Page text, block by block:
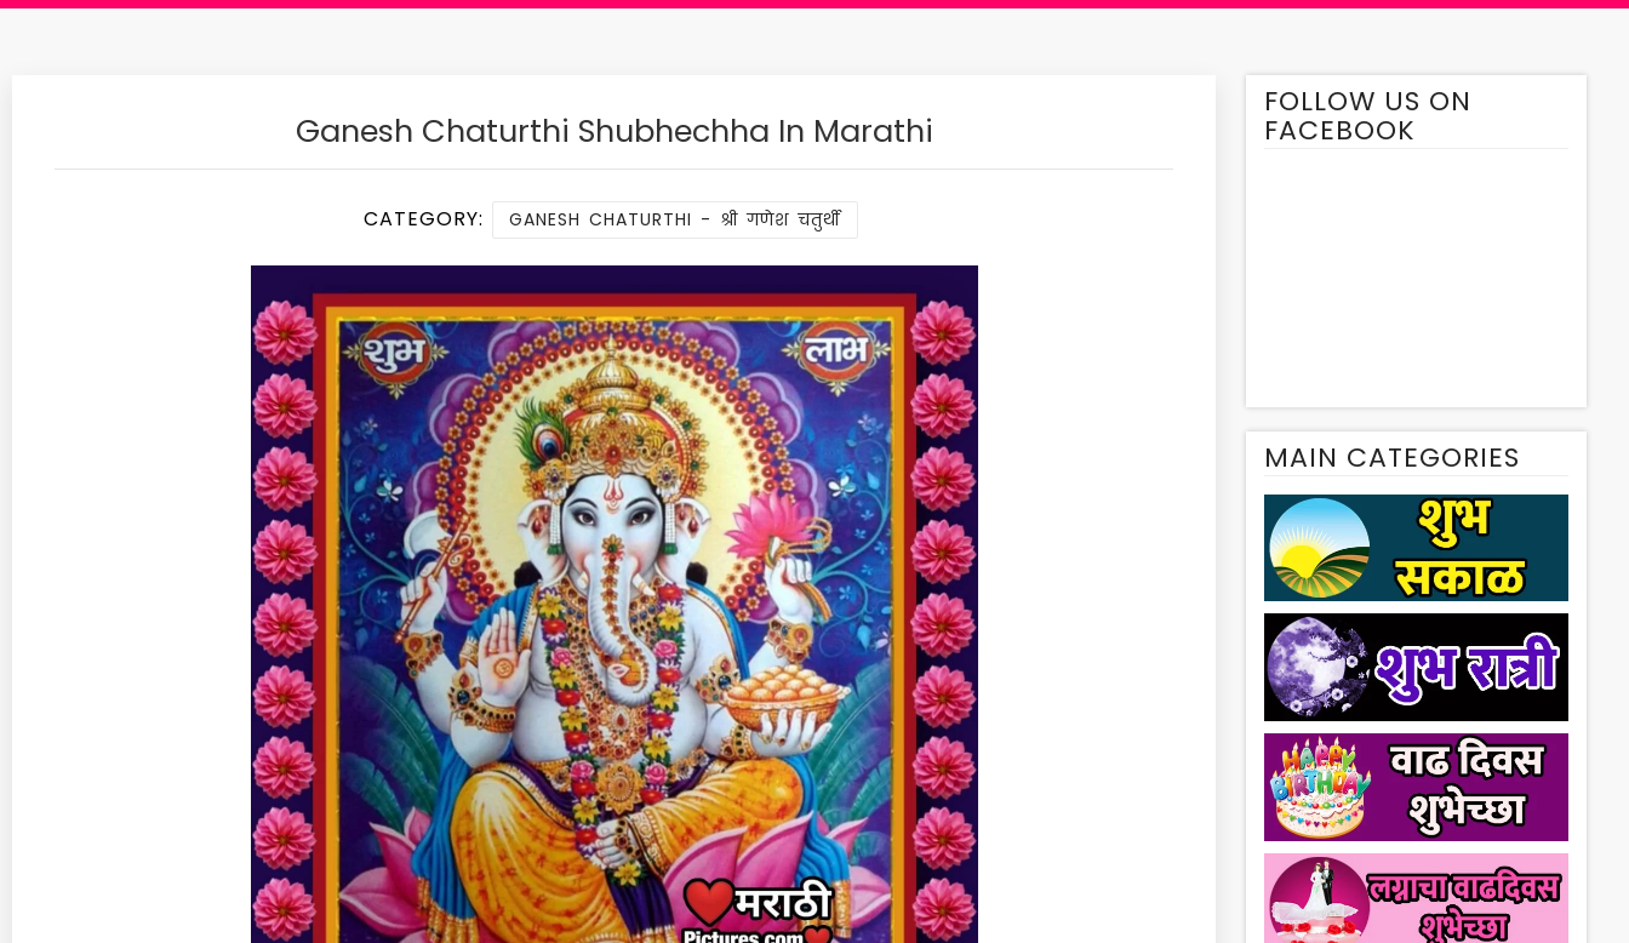
Ganesh Chaturthi Shubhechha In Marathi
CATEGORY: GANESH CHATURTHI - श्री गणेश चतुर्थी
FOLLOW US ON
FACEBOOK
MAIN CATEGORIES